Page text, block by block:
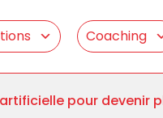
Coaching
pour devenir